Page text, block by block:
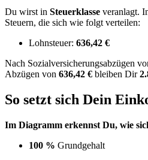
Du wirst in Steuerklasse veranlagt.
Steuern, die sich wie folgt verteilen:
Lohnsteuer: 636,42 €
Nach Sozialversicherungsabzügen
Abzügen von 636,42 € bleiben Dir
So setzt sich Dein
Im Diagramm erkennst Du, wie
100 % Grundgehalt